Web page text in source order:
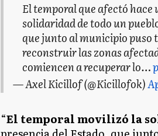
El temporal que afectó hace
solidaridad de todo un
que junto al municipio puso
reconstruir las zonas
comiencen a recuperar lo…
— Axel Kicillof (@Kicillofok)
“El temporal movilizó la